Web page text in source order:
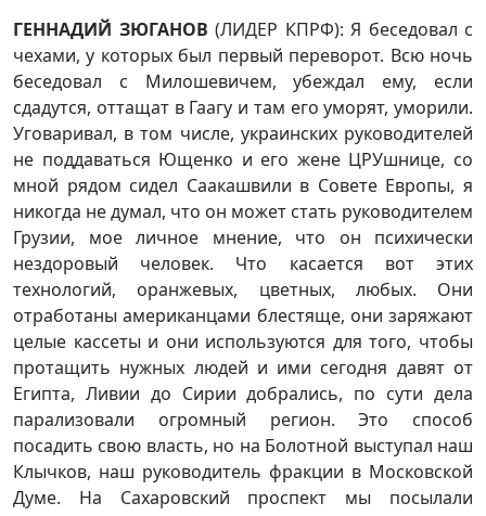
ГЕННАДИЙ ЗЮГАНОВ (ЛИДЕР КПРФ): Я беседовал с
чехами, у которых был первый переворот. Всю ночь
беседовал с Милошевичем, убеждал ему, если
сдадутся, оттащат в Гаагу и там его уморят, уморили.
Уговаривал, в том числе, украинских руководителей
не поддаваться Ющенко и его жене ЦРУшнице, со
мной рядом сидел Саакашвили в Совете Европы, я
никогда не думал, что он может стать руководителем
Грузии, мое личное мнение, что он психически
нездоровый человек. Что касается вот этих
технологий, оранжевых, цветных, любых. Они
отработаны американцами блестяще, они заряжают
целые кассеты и они используются для того, чтобы
протащить нужных людей и ими сегодня давят от
Египта, Ливии до Сирии добрались, по сути дела
парализовали огромный регион. Это способ
посадить свою власть, но на Болотной выступал наш
Клычков, наш руководитель фракции в Московской
Думе. На Сахаровский проспект мы посылали